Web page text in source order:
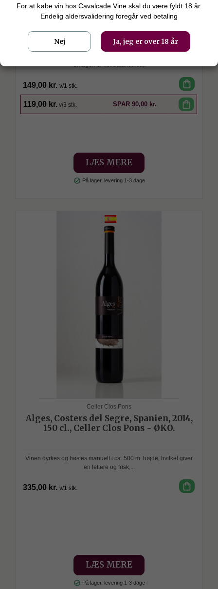
Celler Clos Pons
Flocs Cava, Rosé Brut, N/V, Catalunya,
149,00 kr. v/1 stk. shopping_bag
119,00 kr. v/3 stk. SPAR 90,00 kr. shopping_bag
LÆS MERE
check_circle På lager. levering 1-3 dage
Celler Clos Pons
Alges, Costers del Segre, Spanien, 2014,
150 cl., Celler Clos Pons - ØKO.
Vinen dyrkes og høstes manuelt i ca. 500 m. højde, hvilket giver
en lettere og frisk,...
335,00 kr. v/1 stk. shopping_bag
LÆS MERE
check_circle På lager. levering 1-3 dage
For at købe vin hos Cavalcade Vine skal du være fyldt 18 år.
Endelig aldersvalidering foregår ved betaling
Nej Ja, jeg er over 18 år